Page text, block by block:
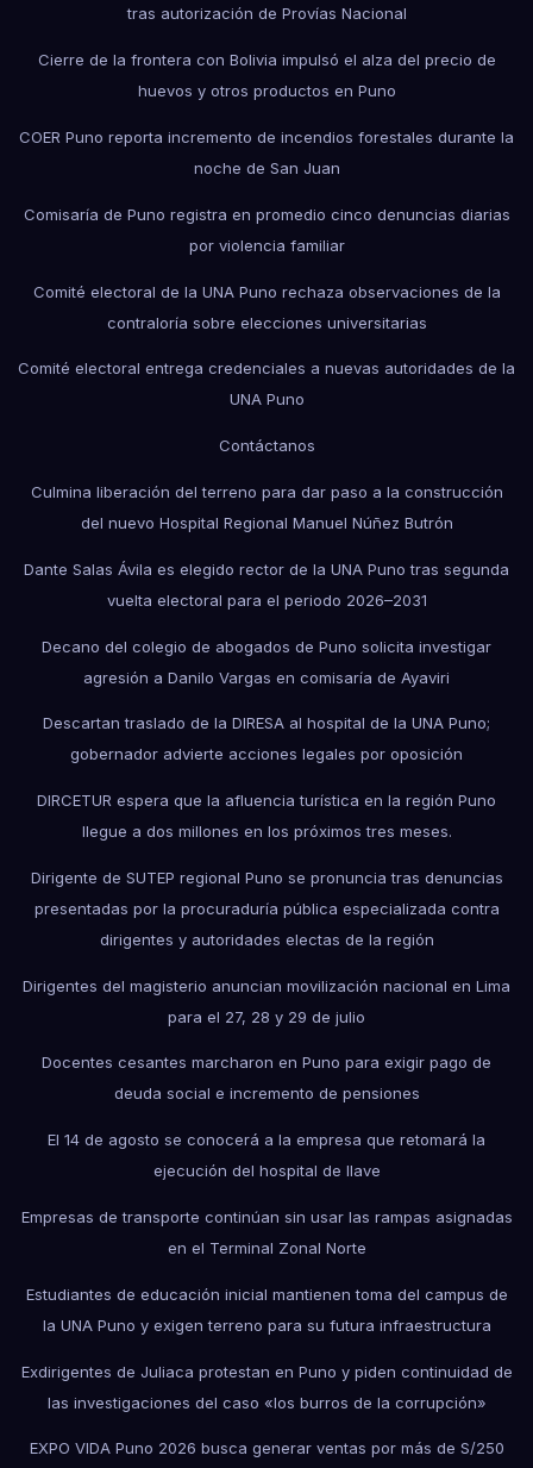
tras autorización de Provías Nacional
Cierre de la frontera con Bolivia impulsó el alza del precio de
huevos y otros productos en Puno
COER Puno reporta incremento de incendios forestales durante la
noche de San Juan
Comisaría de Puno registra en promedio cinco denuncias diarias
por violencia familiar
Comité electoral de la UNA Puno rechaza observaciones de la
contraloría sobre elecciones universitarias
Comité electoral entrega credenciales a nuevas autoridades de la
UNA Puno
Contáctanos
Culmina liberación del terreno para dar paso a la construcción
del nuevo Hospital Regional Manuel Núñez Butrón
Dante Salas Ávila es elegido rector de la UNA Puno tras segunda
vuelta electoral para el periodo 2026–2031
Decano del colegio de abogados de Puno solicita investigar
agresión a Danilo Vargas en comisaría de Ayaviri
Descartan traslado de la DIRESA al hospital de la UNA Puno;
gobernador advierte acciones legales por oposición
DIRCETUR espera que la afluencia turística en la región Puno
llegue a dos millones en los próximos tres meses.
Dirigente de SUTEP regional Puno se pronuncia tras denuncias
presentadas por la procuraduría pública especializada contra
dirigentes y autoridades electas de la región
Dirigentes del magisterio anuncian movilización nacional en Lima
para el 27, 28 y 29 de julio
Docentes cesantes marcharon en Puno para exigir pago de
deuda social e incremento de pensiones
El 14 de agosto se conocerá a la empresa que retomará la
ejecución del hospital de Ilave
Empresas de transporte continúan sin usar las rampas asignadas
en el Terminal Zonal Norte
Estudiantes de educación inicial mantienen toma del campus de
la UNA Puno y exigen terreno para su futura infraestructura
Exdirigentes de Juliaca protestan en Puno y piden continuidad de
las investigaciones del caso «los burros de la corrupción»
EXPO VIDA Puno 2026 busca generar ventas por más de S/250